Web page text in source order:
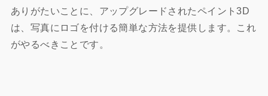
ありがたいことに、アップグレードされたペイント3D
は、写真にロゴを付ける簡単な方法を提供します。これ
がやるべきことです。